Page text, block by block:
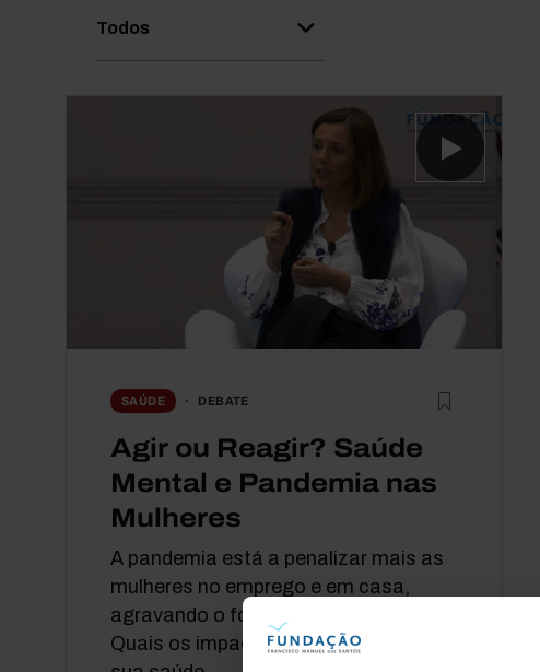
Todos
SAÚDE DEBATE
Agir ou Reagir? Saúde
Mental e Pandemia nas
Mulheres
A pandemia está a penalizar mais as
mulheres no emprego e em casa,
agravando o fosso entre géneros.
Quais os impactos desta realidade na